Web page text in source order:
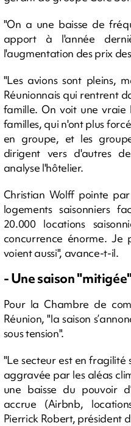
"On a une baisse de
apport à l'année
l'augmentation des prix
"Les avions sont pleins,
Réunionnais qui rentrent
famille. On voit une vraie
familles, qui n'ont plus
en groupe, et les
dirigent vers d'autres
analyse l'hôtelier.
Christian Wolff pointe
logements saisonniers
20.000 locations
concurrence énorme. Je
voient aussi", avance-t-il.
- Une saison
Pour la Chambre de
Réunion, "la saison
sous tension".
"Le secteur est en
aggravée par les aléas
une baisse du pouvoir
accrue (Airbnb,
Pierrick Robert, président